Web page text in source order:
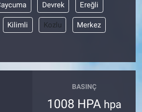
Devrek Ereğli
Kilimli Kozlu Merkez
BASINÇ
1008 HPA hpa